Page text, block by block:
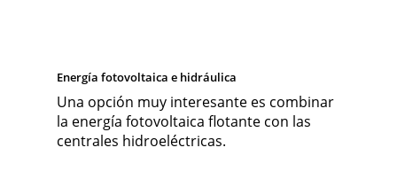
Energía fotovoltaica e hidráulica
Una opción muy interesante es combinar
la energía fotovoltaica flotante con las
centrales hidroeléctricas.